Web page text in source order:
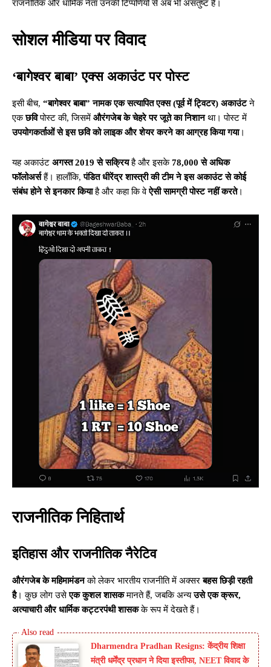
राजनीतिक और धार्मिक नेता उनकी टिप्पणियों से अब भी असंतुष्ट हैं।
सोशल मीडिया पर विवाद
‘बागेश्वर बाबा’ एक्स अकाउंट पर पोस्ट
इसी बीच, “बागेश्वर बाबा” नामक एक सत्यापित एक्स (पूर्व में ट्विटर) अकाउंटने
एकछविपोस्ट की, जिसमें औरंगजेब के चेहरे पर जूते का निशानथा। पोस्ट में
उपयोगकर्ताओं से इस छवि को लाइक और शेयर करने का आग्रह किया गया।
यह अकाउंट अगस्त 2019 से सक्रियहै और इसके78,000 से अधिक
फॉलोअर्सहैं। हालाँकि,पंडित धीरेंद्र शास्त्री की टीम ने इस अकाउंट से कोई
संबंध होने से इनकार कियाहै और कहा कि वेऐसी सामग्री पोस्ट नहीं करते।
राजनीतिक निहितार्थ
इतिहास और राजनीतिक नैरेटिव
औरंगजेब के महिमामंडनको लेकर भारतीय राजनीति में अक्सरबहस छिड़ी रहती
है। कुछ लोग उसेएक कुशल शासकमानते हैं, जबकि अन्यउसे एक क्रूर,
अत्याचारी और धार्मिक कट्टरपंथी शासकके रूप में देखते हैं।
Dharmendra Pradhan Resigns: केंद्रीय शिक्षा
मंत्री धर्मेंद्र प्रधान ने दिया इस्तीफा, NEET विवाद के